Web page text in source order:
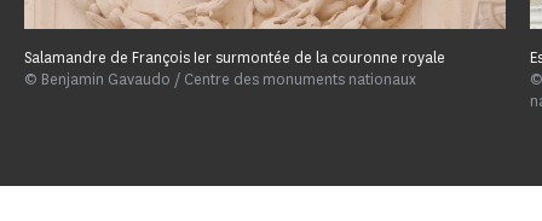
Salamandre de François Ier surmontée de la couronne royale
© Benjamin Gavaudo / Centre des monuments nationaux